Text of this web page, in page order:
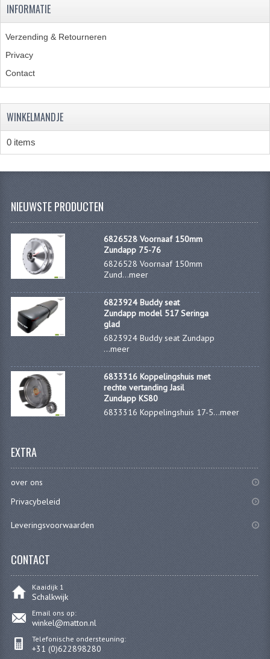
STUUR EN BEDIENING
MAGURA BLOKHANDELS
STUREN
TELLERS COMPLEET
SPATBORDEN EN KENTEKENPLATEN
TANK
VERLICHTING EN ELEKTRA
ACCU'S EN CLAXONS
ACHTERLICHTEN
KABELBOMEN
KOPLAMPEN
VOORVORK ONDERDELEN
CARBURATEURS EN SPROEIERS
INFORMATIE
Verzending & Retourneren
Privacy
Contact
WINKELMANDJE
0 items
NIEUWSTE PRODUCTEN
6826528 Voornaaf 150mm
Zundapp 75-76
6826528 Voornaaf 150mm
Zund...meer
6823924 Buddy seat
Zundapp model 517 Seringa
glad
6823924 Buddy seat Zundapp
...meer
6833316 Koppelingshuis met
rechte vertanding Jasil
Zundapp KS80
6833316 Koppelingshuis 17-5...meer
EXTRA
over ons
Privacybeleid
Leveringsvoorwaarden
CONTACT
Kaaidijk 1
Schalkwijk
Email ons op:
winkel@matton.nl
Telefonische ondersteuning:
+31 (0)622898280